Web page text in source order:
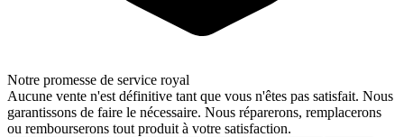
Notre promesse de service royal
Aucune vente n'est définitive tant que vous n'êtes pas satisfait. Nous
garantissons de faire le nécessaire. Nous réparerons, remplacerons
ou rembourserons tout produit à votre satisfaction.